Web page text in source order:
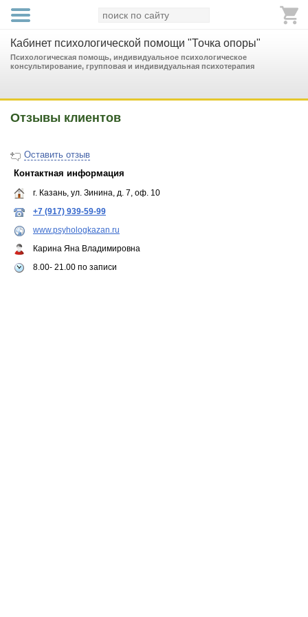
Кабинет психологической помощи "Точка опоры"
Психологическая помощь, индивидуальное психологическое
консультирование, групповая и индивидуальная психотерапия
Отзывы клиентов
Оставить отзыв
Контактная информация
г. Казань, ул. Зинина, д. 7, оф. 10
+7 (917) 939-59-99
www.psyhologkazan.ru
Карина Яна Владимировна
8.00- 21.00 по записи